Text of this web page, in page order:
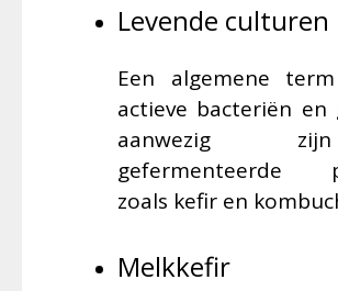
Levende culturen
Een algemene
actieve bacteriën en
aanwezig
gefermenteerde
zoals kefir en
Melkkefir